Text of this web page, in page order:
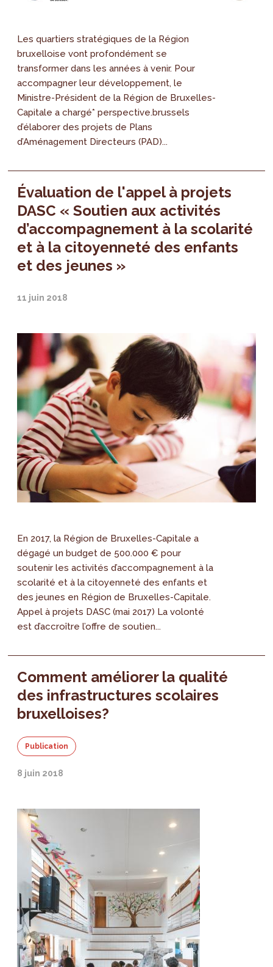
Les quartiers stratégiques de la Région
bruxelloise vont profondément se
transformer dans les années à venir. Pour
accompagner leur développement, le
Ministre-Président de la Région de Bruxelles-
Capitale a chargé* perspective.brussels
d’élaborer des projets de Plans
d’Aménagement Directeurs (PAD)...
Évaluation de l'appel à projets
DASC « Soutien aux activités
d’accompagnement à la scolarité
et à la citoyenneté des enfants
et des jeunes »
11 juin 2018
En 2017, la Région de Bruxelles-Capitale a
dégagé un budget de 500.000 € pour
soutenir les activités d’accompagnement à la
scolarité et à la citoyenneté des enfants et
des jeunes en Région de Bruxelles-Capitale.
Appel à projets DASC (mai 2017) La volonté
est d’accroître l’offre de soutien...
Comment améliorer la qualité
des infrastructures scolaires
bruxelloises?
Publication
8 juin 2018